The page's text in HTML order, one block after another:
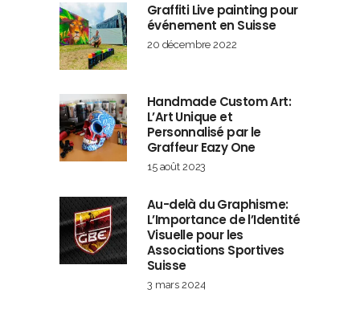
Graffiti Live painting pour
événement en Suisse
20 décembre 2022
Handmade Custom Art:
L’Art Unique et
Personnalisé par le
Graffeur Eazy One
15 août 2023
Au-delà du Graphisme:
L’Importance de l’Identité
Visuelle pour les
Associations Sportives
Suisse
3 mars 2024